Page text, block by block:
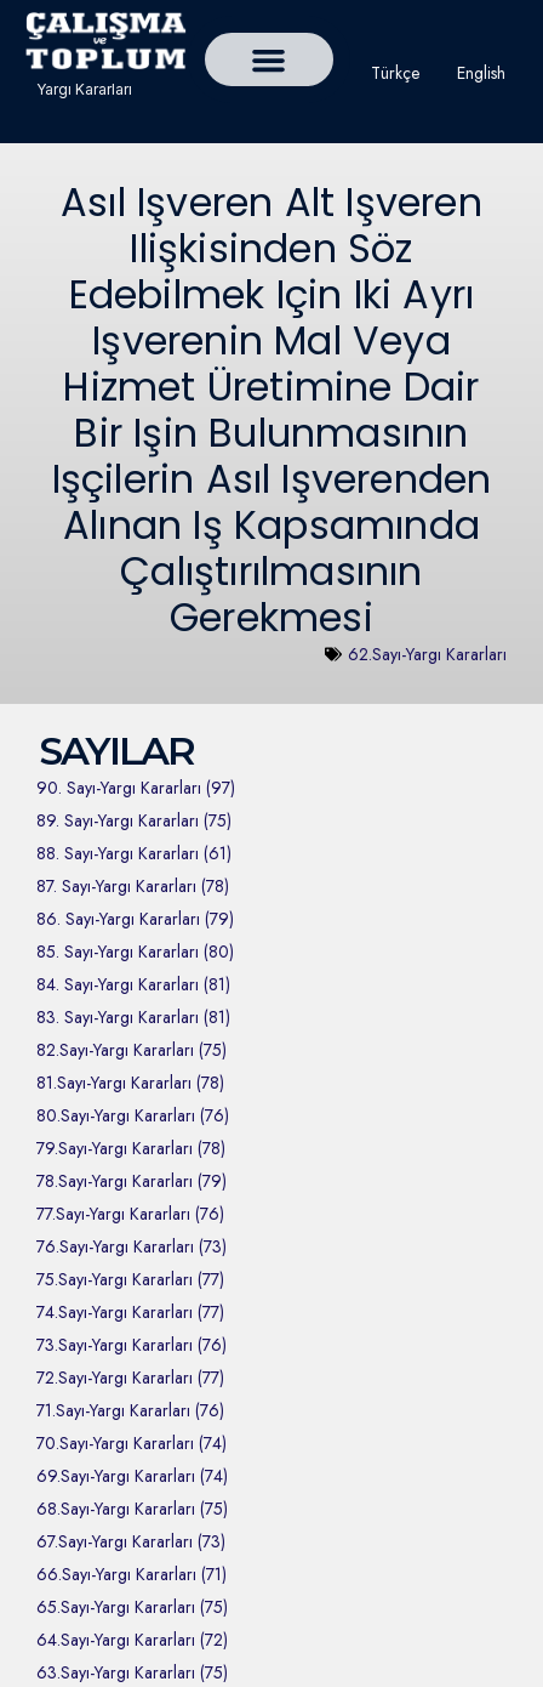
Türkçe English
Yargı Kararları
Asıl Işveren Alt Işveren
Ilişkisinden Söz
Edebilmek Için Iki Ayrı
Işverenin Mal Veya
Hizmet Üretimine Dair
Bir Işin Bulunmasının
Işçilerin Asıl Işverenden
Alınan Iş Kapsamında
Çalıştırılmasının
Gerekmesi
62.Sayı-Yargı Kararları
SAYILAR
90. Sayı-Yargı Kararları (97)
89. Sayı-Yargı Kararları (75)
88. Sayı-Yargı Kararları (61)
87. Sayı-Yargı Kararları (78)
86. Sayı-Yargı Kararları (79)
85. Sayı-Yargı Kararları (80)
84. Sayı-Yargı Kararları (81)
83. Sayı-Yargı Kararları (81)
82.Sayı-Yargı Kararları (75)
81.Sayı-Yargı Kararları (78)
80.Sayı-Yargı Kararları (76)
79.Sayı-Yargı Kararları (78)
78.Sayı-Yargı Kararları (79)
77.Sayı-Yargı Kararları (76)
76.Sayı-Yargı Kararları (73)
75.Sayı-Yargı Kararları (77)
74.Sayı-Yargı Kararları (77)
73.Sayı-Yargı Kararları (76)
72.Sayı-Yargı Kararları (77)
71.Sayı-Yargı Kararları (76)
70.Sayı-Yargı Kararları (74)
69.Sayı-Yargı Kararları (74)
68.Sayı-Yargı Kararları (75)
67.Sayı-Yargı Kararları (73)
66.Sayı-Yargı Kararları (71)
65.Sayı-Yargı Kararları (75)
64.Sayı-Yargı Kararları (72)
63.Sayı-Yargı Kararları (75)